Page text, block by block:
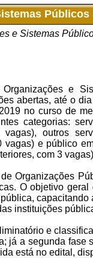
e Sistemas
e
abertas, até o
no curso de
categorias:
outros
e público
com 3
Organizações
O objetivo
instituições
e
já a segunda fase
está no edital,